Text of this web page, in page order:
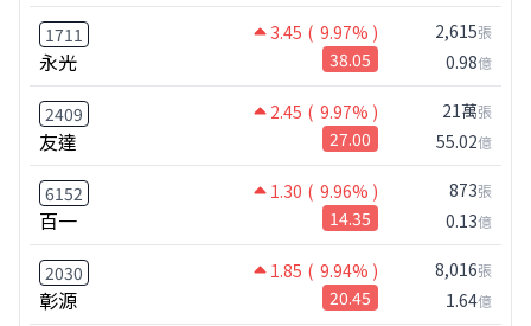
1711 3.45 ( 9.97% )
永光 38.05
2,615張
0.98億
2409 2.45 ( 9.97% )
友達 27.00
21萬張
55.02億
6152 1.30 ( 9.96% )
百一 14.35
873張
0.13億
2030 1.85 ( 9.94% )
彰源 20.45
8,016張
1.64億